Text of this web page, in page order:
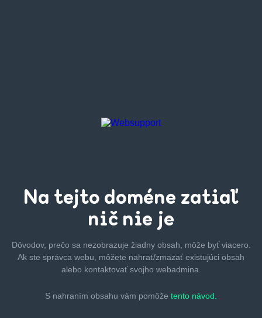
Na tejto doméne zatiaľ
nič nie je
Dôvodov, prečo sa nezobrazuje žiadny obsah, môže byťviacero.
Ak ste správca webu, môžete nahrať/zmazaťexistujúci obsah
alebo kontaktovať svojho webadmina.
S nahraním obsahu vám pomôže tento návod.